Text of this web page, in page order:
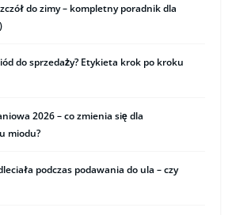
do zimy – kompletny poradnik dla
do sprzedaży? Etykieta krok po kroku
2026 – co zmienia się dla
miodu?
podczas podawania do ula – czy